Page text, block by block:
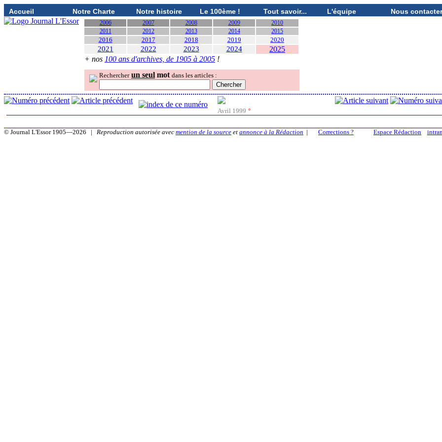
Accueil Notre Charte Notre histoire Le 100ème ! Tout savoir... L'équipe Nous contacter
2006 2007 2008 2009
2010
2011
2012 2013 2014 2015
2016 2017 2018 2019 2020
2021 2022 2023 2024
2025
+ nos 100 ans d'archives, de 1905 à 2005 !
Rechercher un seul mot dans les articles :
Avril 1999 °
Espace Rédaction
© Journal L'Essor 1905—2026 | Reproduction autorisée avec mention de la source et annonce à la Rédaction | Corrections ?